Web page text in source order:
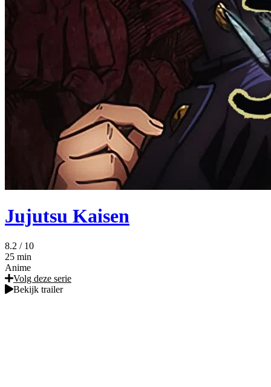
Jujutsu Kaisen
8.2 / 10
25 min
Anime
Volg deze serie
Bekijk trailer